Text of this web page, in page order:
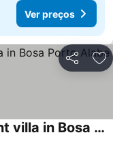
Ver preços
Partilhar
Nice apartments in waterfront villa in Bosa Porto Alabe